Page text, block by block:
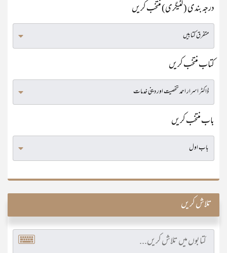
درجہ بندی (کٹیگری) منتخب کریں
کتاب منتخب کریں
باب منتخب کریں
تلاش کریں